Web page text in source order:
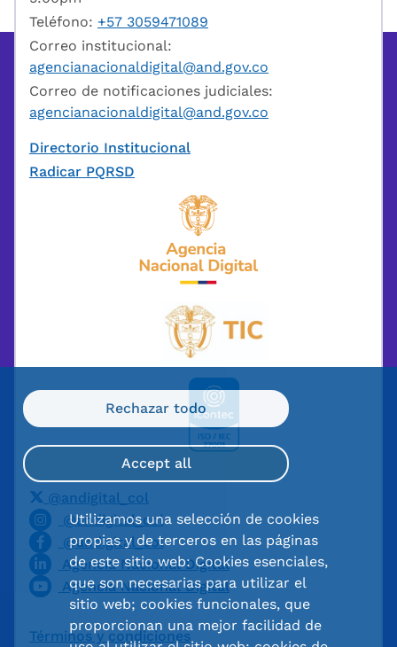
Utilizamos una selección de cookies
propias y de terceros en las páginas
de este sitio web: Cookies esenciales,
que son necesarias para utilizar el
sitio web; cookies funcionales, que
proporcionan una mejor facilidad de
Rechazar todo
Accept all
Teléfono: +57 3059471089
Correo institucional:
agencianacionaldigital@and.gov.co
Correo de notificaciones judiciales:
agencianacionaldigital@and.gov.co
Directorio Institucional
Radicar PQRSD
@andigital_col
@andigital_col
@andigital_col
Agencia Nacional Digital
Agencia Nacional Digital
Términos y condiciones